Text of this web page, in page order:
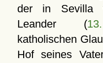
der in Sevilla
Leander (
katholischen
Hof seines